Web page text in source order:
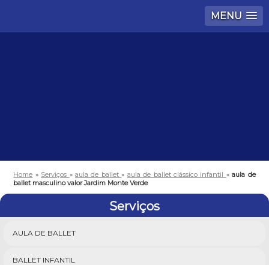
MENU
Home » Serviços »aula de ballet» aula de ballet clássico infantil »aula de
ballet masculino valor Jardim Monte Verde
Serviços
AULA DE BALLET
BALLET INFANTIL